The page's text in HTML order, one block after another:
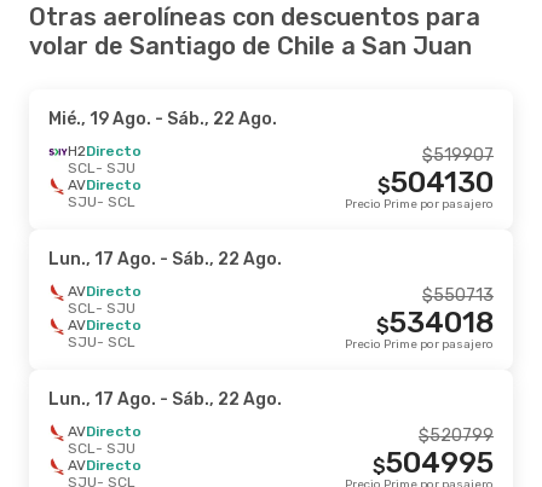
Otras aerolíneas con descuentos para
volar de Santiago de Chile a San Juan
Mié., 19 Ago. - Sáb., 22 Ago.
H2Directo
SCL- SJU
AVDirecto
SJU- SCL
519907
$
504130
$
Precio Prime por pasajero
Lun., 17 Ago. - Sáb., 22 Ago.
AVDirecto
SCL- SJU
AVDirecto
SJU- SCL
550713
$
534018
$
Precio Prime por pasajero
Lun., 17 Ago. - Sáb., 22 Ago.
AVDirecto
SCL- SJU
AVDirecto
SJU- SCL
520799
$
504995
$